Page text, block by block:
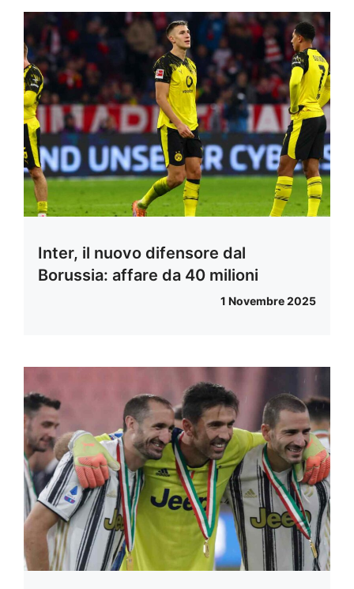
Inter, il nuovo difensore dal
Borussia: affare da 40 milioni
1 Novembre 2025